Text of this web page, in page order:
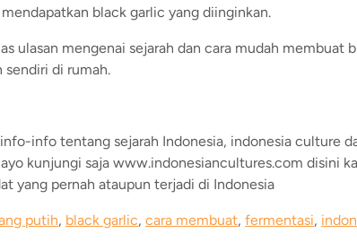
black garlic yang diinginkan.
ulasan mengenai sejarah dan cara mudah membuat
sendiri di rumah.
info tentang sejarah Indonesia, indonesia culture
kunjungi saja www.indonesiancultures.com disini
yang pernah ataupun terjadi di Indonesia
putih, black garlic, cara membuat, fermentasi,